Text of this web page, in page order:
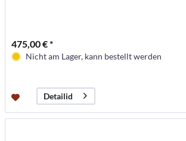
475,00 € *
Nicht am Lager, kann bestellt werden
Detailid